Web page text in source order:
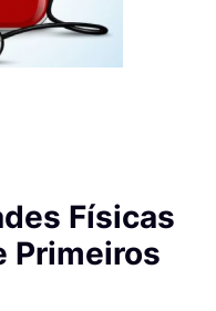
Físicas
Primeiros